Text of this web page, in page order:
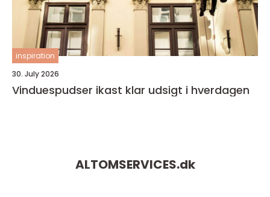
inspiration
30. July 2026
Vinduespudser ikast klar udsigt i hverdagen
ALTOMSERVICES.dk